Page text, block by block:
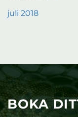
juli 2018
BOKA